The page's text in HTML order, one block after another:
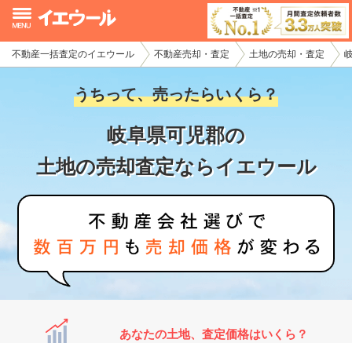
不動産一括査定のイエウール 不動産売却・査定 土地の売却・査定
うちって、売ったらいくら？
岐阜県可児郡の
土地の売却査定ならイエウール
あなたの土地、査定価格はいくら？
イエウール加盟希望の不動産会社様
初めての方へ
不動産の売却・一括査定
家査定シミュレーター
お問い合わせ